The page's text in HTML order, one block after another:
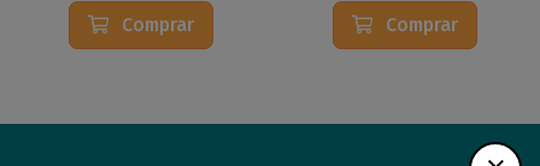
Comprar Comprar